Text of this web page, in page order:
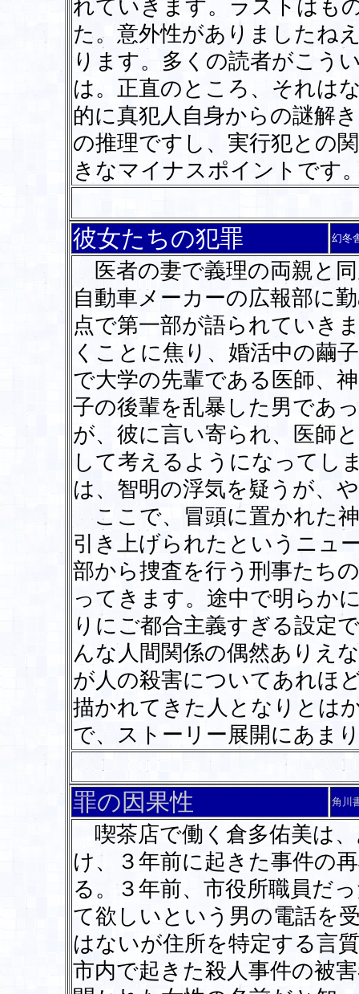
れていきます。ラストはも
た。意外性がありましたね
ります。多くの読者がこう
は。正直のところ、それは
的に真犯人自身からの謎解
の推理ですし、実行犯との
きなマイナスポイントです
彼女たちの犯罪 幻冬
医者の妻で義理の両親と
自動車メーカーの広報部に
点で第一部が語られていき
くことに焦り、婚活中の繭
で大学の先輩である医師、
子の後輩を乱暴した男であ
が、彼に言い寄られ、医師
して考えるようになってし
は、智明の浮気を疑うが、
ここで、冒頭に置かれた
引き上げられたというニュ
部から捜査を行う刑事たち
ってきます。途中で明らか
りにご都合主義すぎる設定
んな人間関係の偶然ありえ
が人の殺害についてあれほ
描かれてきた人となりとは
で、ストーリー展開にあま
罪の因果性 角川
喫茶店で働く倉多佑美は
け、３年前に起きた事件の
る。３年前、市役所職員だ
て欲しいという男の電話を
はないが住所を特定する言
市内で起きた殺人事件の被